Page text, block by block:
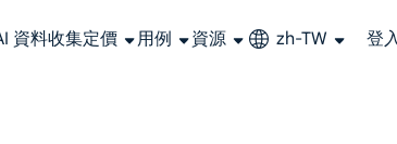
資料收集定價 用例 資源 zh-TW 登